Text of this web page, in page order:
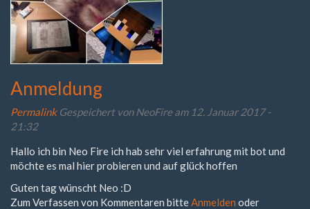
Anmeldung
Permalink Gespeichert vonNeoFiream 12. Januar 2017 -
21:32
Hallo ich bin Neo Fire ich hab sehr viel erfahrung mit bot und
möchte es mal hier probieren und auf glück hoffen
Guten tag wünscht Neo :D
Zum Verfassen von Kommentaren bitte Anmelden oder